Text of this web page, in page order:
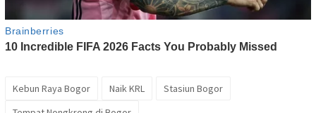
Kebun Raya Bogor Naik KRL
Stasiun Bogor